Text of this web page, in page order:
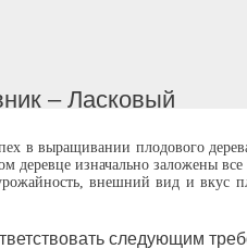
– Ласковый
в выращивании плодового
изначально заложены все
внешний вид и вкус
следующим